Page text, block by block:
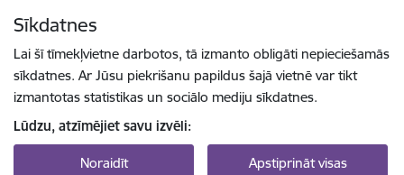
Sīkdatnes
Lai šī tīmekļvietne darbotos, tā izmanto obligāti nepieciešamās
sīkdatnes. Ar Jūsu piekrišanu papildus šajā vietnē var tikt
izmantotas statistikas un sociālo mediju sīkdatnes.
Lūdzu, atzīmējiet savu izvēli:
Noraidīt Apstiprināt visas